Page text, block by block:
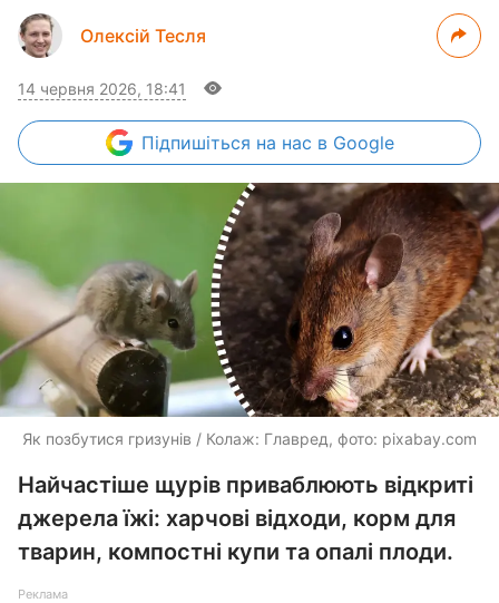
Олексій Тесля
14 червня 2026, 18:41
Підпишіться на нас в Google
Як позбутися гризунів / Колаж: Главред, фото: pixabay.com
Найчастіше щурів приваблюють відкриті
джерела їжі: харчові відходи, корм для
тварин, компостні купи та опалі плоди.
Реклама